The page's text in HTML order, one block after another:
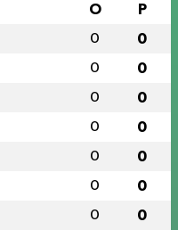
O P
0 0
0 0
0 0
0 0
0 0
0 0
0 0